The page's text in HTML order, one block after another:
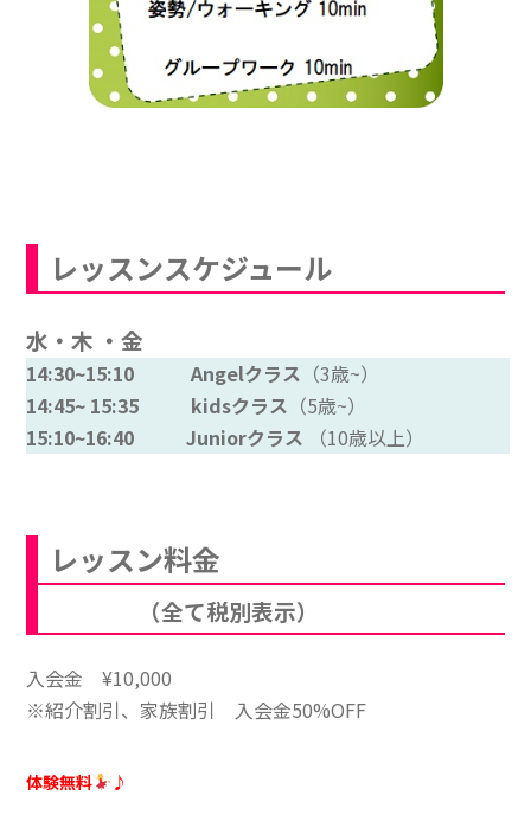
レッスンスケジュール
水・木 ・金
14:30~15:10 Angelクラス （3歳~）
14:45~ 15:35 kidsクラス （5歳~）
15:10~16:40 Juniorクラス
（10歳以上）
レッスン料金
（全て税別表示）
入会金 ¥10,000
※紹介割引、家族割引 入会金50%OFF
体験無料 ♪